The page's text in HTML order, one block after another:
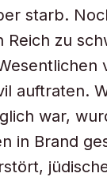
starb.
Reich zu
auftraten.
war,
in Brand